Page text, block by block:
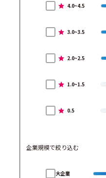
4.0~4.5
3.0~3.5
2.0~2.5
1.0~1.5
0.5
企業規模で絞り込む
大企業